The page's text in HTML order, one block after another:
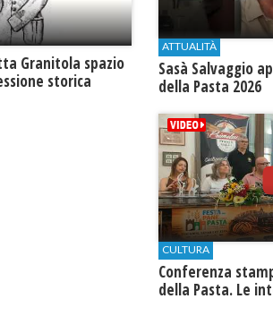
Granitola spazio
storica
ATTUALITÀ
Sasà Salvaggio
della Pasta 2026
CULTURA
Conferenza
della Pasta. Le